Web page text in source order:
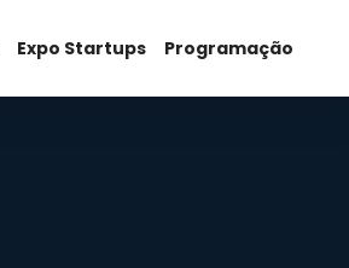
Expo Startups Programação